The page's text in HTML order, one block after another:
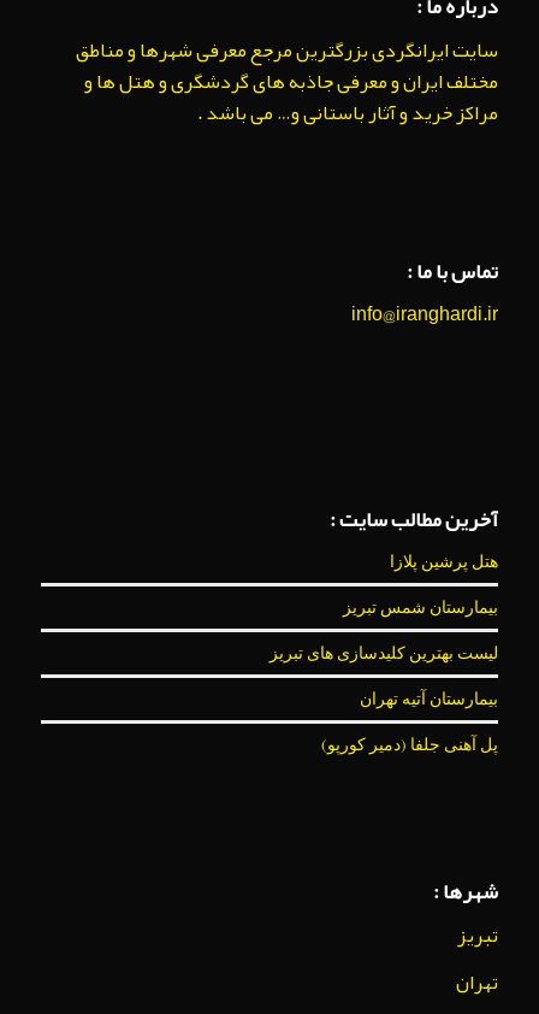
سایت ایرانگردی بزرگترین مرجع معرفی شهرها و مناطق
مختلف ایران و معرفی جاذبه های گردشگری و هتل ها و
مراکز خرید و آثار باستانی و… می باشد .
تماس با ما :
info@iranghardi.ir
آخرین مطالب سایت :
هتل پرشین پلازا
بیمارستان شمس تبریز
لیست بهترین کلیدسازی های تبریز
بیمارستان آتیه تهران
پل آهنی جلفا (دمیر کورپو)
شهرها :
تبریز
تهران